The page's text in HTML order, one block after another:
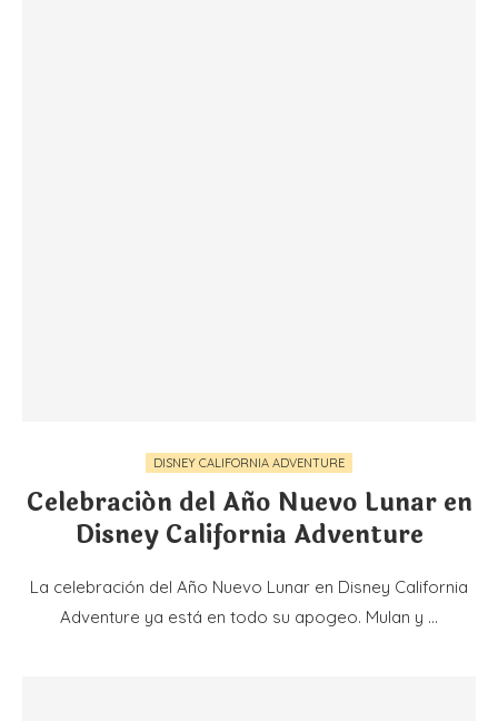
DISNEY CALIFORNIA ADVENTURE
Celebración del Año Nuevo Lunar en
Disney California Adventure
La celebración del Año Nuevo Lunar en Disney California
Adventure ya está en todo su apogeo. Mulan y …